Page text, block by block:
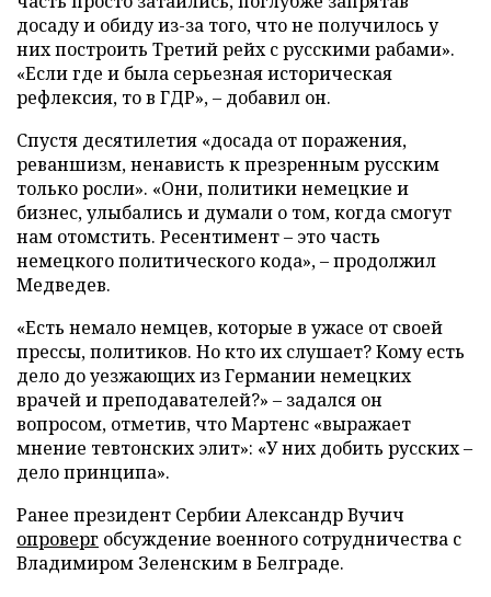
досаду и обиду из-за того, что не получилось у
них построить Третий рейх с русскими рабами».
«Если где и была серьезная историческая
рефлексия, то в ГДР», – добавил он.
Спустя десятилетия «досада от поражения,
реваншизм, ненависть к презренным русским
только росли». «Они, политики немецкие и
бизнес, улыбались и думали о том, когда смогут
нам отомстить. Ресентимент – это часть
немецкого политического кода», – продолжил
Медведев.
«Есть немало немцев, которые в ужасе от своей
прессы, политиков. Но кто их слушает? Кому есть
дело до уезжающих из Германии немецких
врачей и преподавателей?» – задался он
вопросом, отметив, что Мартенс «выражает
мнение тевтонских элит»: «У них добить русских –
дело принципа».
Ранее президент Сербии Александр Вучич
опроверг обсуждение военного сотрудничества с
Владимиром Зеленским в Белграде.